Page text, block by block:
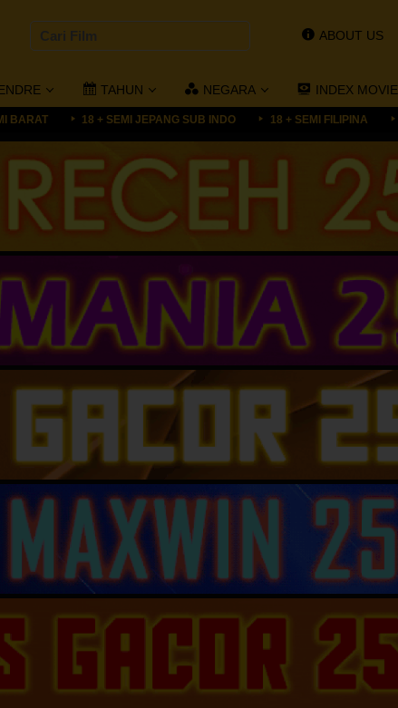
ABOUT US
TAHUN NEGARA INDEX MOVIE
BARAT 18 + SEMI JEPANG SUB INDO 18 + SEMI FILIPINA